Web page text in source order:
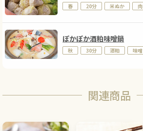
春 20分 米ぬか 肉
ぽかぽか酒粕味噌鍋
秋 30分 酒粕 味噌
関連商品